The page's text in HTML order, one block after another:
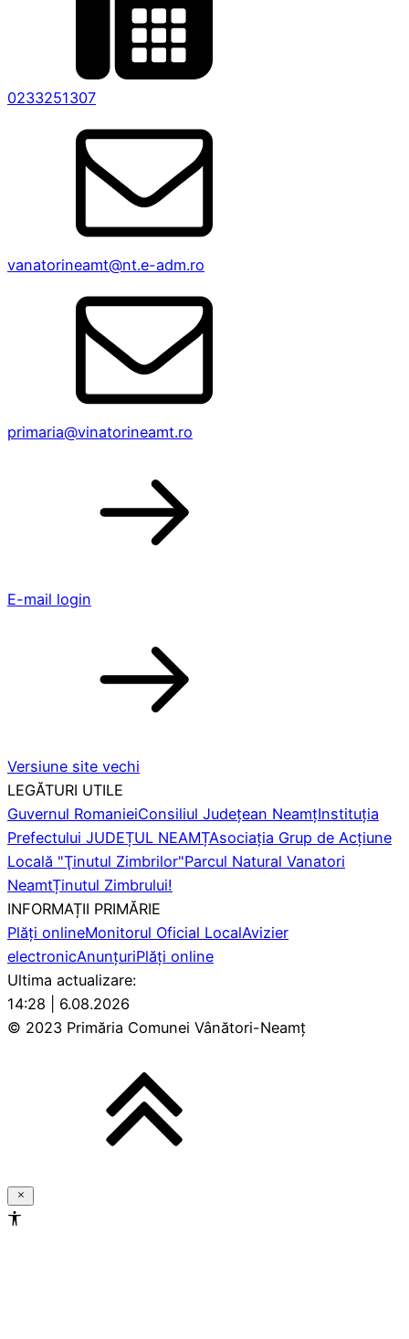
0233251307
vanatorineamt@nt.e-adm.ro
primaria@vinatorineamt.ro
E-mail login
Versiune site vechi
LEGĂTURI UTILE
Guvernul RomanieiConsiliul Județean NeamțInstituția
Prefectului JUDEȚUL NEAMȚAsociaţia Grup de Acţiune
Locală "Ţinutul Zimbrilor"Parcul Natural Vanatori
NeamtȚinutul Zimbrului!
INFORMAȚII PRIMĂRIE
Plăți onlineMonitorul Oficial LocalAvizier
electronicAnunțuriPlăți online
Ultima actualizare:
14:28 | 6.08.2026
© 2023 Primăria Comunei Vânători-Neamț